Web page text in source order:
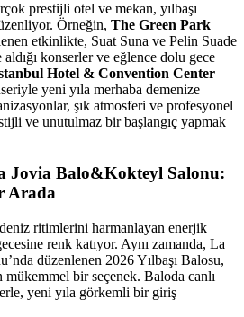
prestijli otel ve mekan, yılbaşı
Örneğin, The Green Park
etkinlikte, Suat Suna ve Pelin Suade
aldığı konserler ve eğlence dolu gece
Hotel & Convention Center
yeni yıla merhaba demenize
şık atmosferi ve profesyonel
ve unutulmaz bir başlangıç yapmak
Jovia Balo&Kokteyl Salonu:
Arada
ritimlerini harmanlayan enerjik
renk katıyor. Aynı zamanda, La
düzenlenen 2026 Yılbaşı Balosu,
mükemmel bir seçenek. Baloda canlı
yeni yıla görkemli bir giriş